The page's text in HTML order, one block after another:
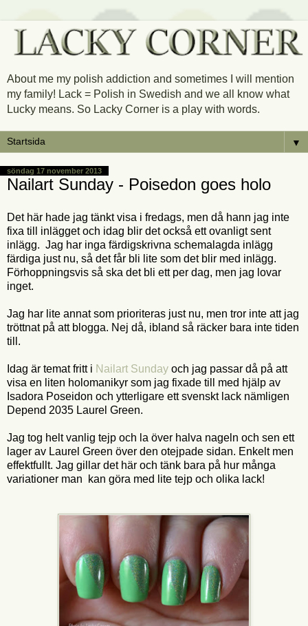
About me my polish addiction and sometimes I will mention
my family! Lack = Polish in Swedish and we all know what
Lucky means. So Lacky Corner is a play with words.
▼
söndag 17 november 2013
Nailart Sunday - Poisedon goes holo
Det här hade jag tänkt visa i fredags, men då hann jag inte
fixa till inlägget och idag blir det också ett ovanligt sent
inlägg. Jag har inga färdigskrivna schemalagda inlägg
färdiga just nu, så det får bli lite som det blir med inlägg.
Förhoppningsvis så ska det bli ett per dag, men jag lovar
inget.
Jag har lite annat som prioriteras just nu, men tror inte att jag
tröttnat på att blogga. Nej då, ibland så räcker bara inte tiden
till.
Idag är temat fritt i Nailart Sunday och jag passar då på att
visa en liten holomanikyr som jag fixade till med hjälp av
Isadora Poseidon och ytterligare ett svenskt lack nämligen
Depend 2035 Laurel Green.
Jag tog helt vanlig tejp och la över halva nageln och sen ett
lager av Laurel Green över den otejpade sidan. Enkelt men
effektfullt. Jag gillar det här och tänk bara på hur många
variationer man kan göra med lite tejp och olika lack!